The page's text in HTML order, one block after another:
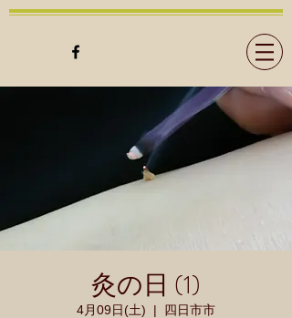
灸の日 (1)
4月09日(土)
  |
四日市市